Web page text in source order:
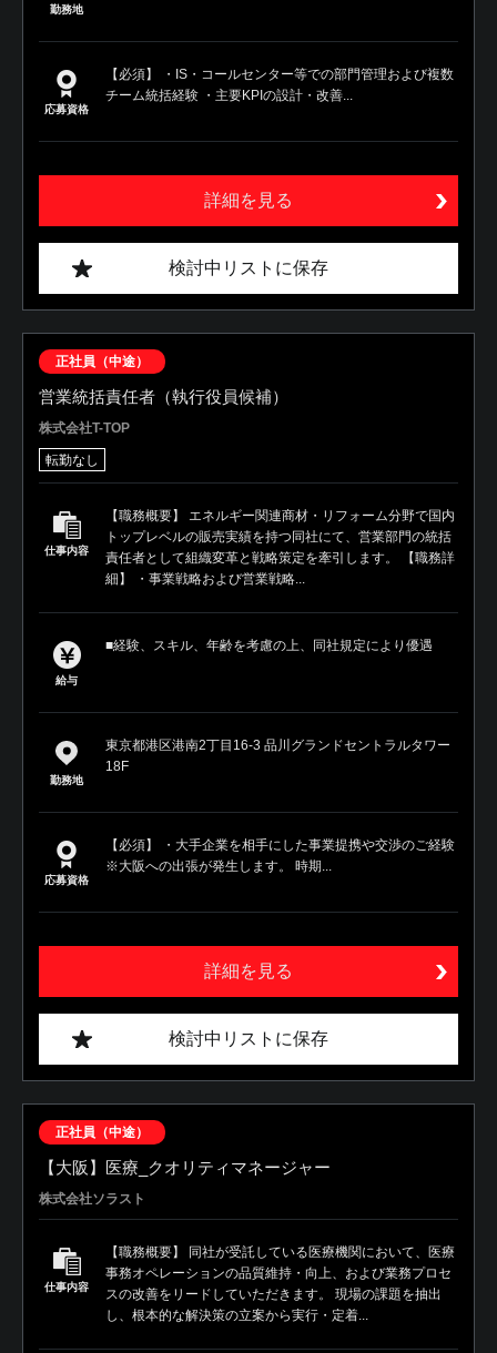
勤務地
応募資格
【必須】 ・IS・コールセンター等での部門管理および複数
チーム統括経験 ・主要KPIの設計・改善...
詳細を見る
検討中リストに保存
正社員（中途）
営業統括責任者（執行役員候補）
株式会社T-TOP
転勤なし
仕事内容
【職務概要】 エネルギー関連商材・リフォーム分野で国内
トップレベルの販売実績を持つ同社にて、営業部門の統括
責任者として組織変革と戦略策定を牽引します。 【職務詳
細】 ・事業戦略および営業戦略...
給与
■経験、スキル、年齢を考慮の上、同社規定により優遇
勤務地
東京都港区港南2丁目16-3 品川グランドセントラルタワー
18F
応募資格
【必須】 ・大手企業を相手にした事業提携や交渉のご経験
※大阪への出張が発生します。 時期...
詳細を見る
検討中リストに保存
正社員（中途）
【大阪】医療_クオリティマネージャー
株式会社ソラスト
仕事内容
【職務概要】 同社が受託している医療機関において、医療
事務オペレーションの品質維持・向上、および業務プロセ
スの改善をリードしていただきます。 現場の課題を抽出
し、根本的な解決策の立案から実行・定着...